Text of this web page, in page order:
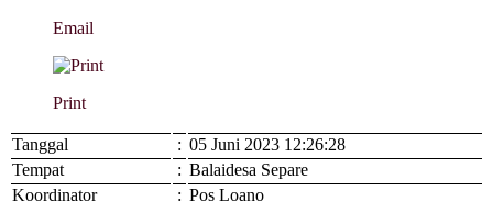
Email
Print
Tanggal : 05 Juni 2023 12:26:28
Tempat
: Balaidesa Separe
Koordinator
: Pos Loano